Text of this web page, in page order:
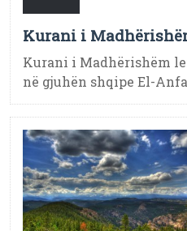
Kurani i
Kurani i Madhërishëm
në gjuhën shqipe El-